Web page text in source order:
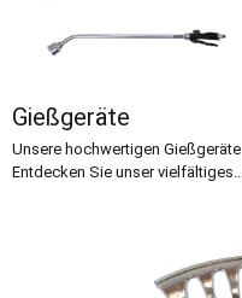
Gießgeräte
Unsere hochwertigen Gießgeräte
Entdecken Sie unser vielfältiges...